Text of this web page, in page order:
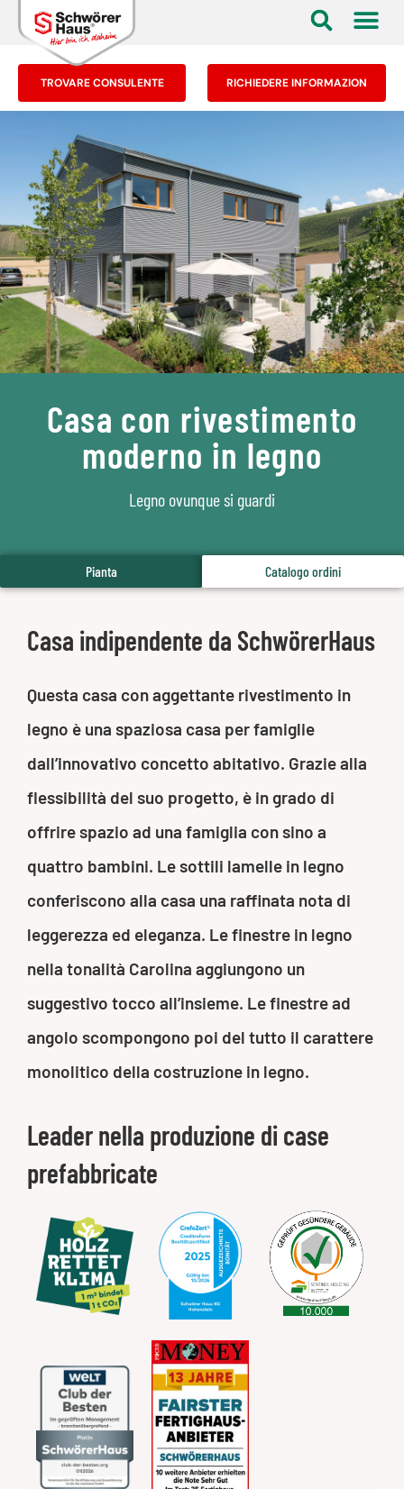
TROVARE CONSULENTE RICHIEDERE INFORMAZION
Casa con rivestimento
moderno in legno
Legno ovunque si guardi
Pianta Catalogo ordini
Casa indipendente da SchwörerHaus
Questa casa con aggettante rivestimento in
legno è una spaziosa casa per famiglie
dall’innovativo concetto abitativo. Grazie alla
flessibilità del suo progetto, è in grado di
offrire spazio ad una famiglia con sino a
quattro bambini. Le sottili lamelle in legno
conferiscono alla casa una raffinata nota di
leggerezza ed eleganza. Le finestre in legno
nella tonalità Carolina aggiungono un
suggestivo tocco all’insieme. Le finestre ad
angolo scompongono poi del tutto il carattere
monolitico della costruzione in legno.
Leader nella produzione di case
prefabbricate